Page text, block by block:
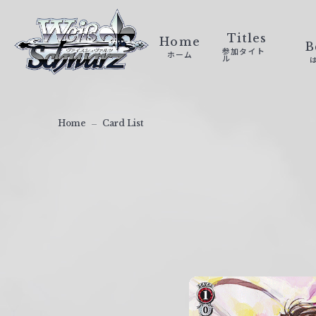
ァ
Home
ホーム
Titles
参加タイト
ル
Home Card List